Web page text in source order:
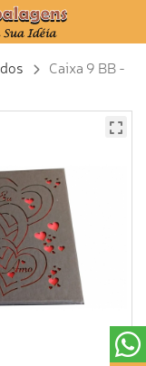
Caixa 9 BB -